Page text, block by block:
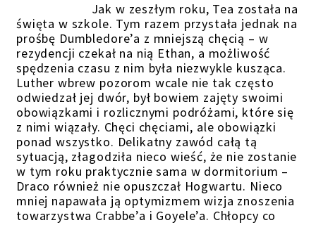
Jak w zeszłym roku, Tea została na
święta w szkole. Tym razem przystała jednak na
prośbę Dumbledore’a z mniejszą chęcią – w
rezydencji czekał na nią Ethan, a możliwość
spędzenia czasu z nim była niezwykle kusząca.
Luther wbrew pozorom wcale nie tak często
odwiedzał jej dwór, był bowiem zajęty swoimi
obowiązkami i rozlicznymi podróżami, które się
z nimi wiązały. Chęci chęciami, ale obowiązki
ponad wszystko. Delikatny zawód całą tą
sytuacją, złagodziła nieco wieść, że nie zostanie
w tym roku praktycznie sama w dormitorium –
Draco również nie opuszczał Hogwartu. Nieco
mniej napawała ją optymizmem wizja znoszenia
towarzystwa Crabbe’a i Goyele’a. Chłopcy co